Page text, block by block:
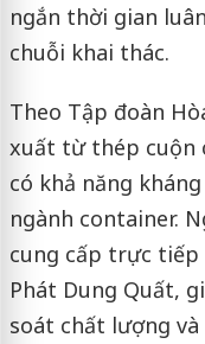
ngắn thời gian
chuỗi khai thác.
Theo Tập đoàn
xuất từ thép cuộn
có khả năng
ngành container.
cung cấp trực
Phát Dung Quất,
soát chất lượng